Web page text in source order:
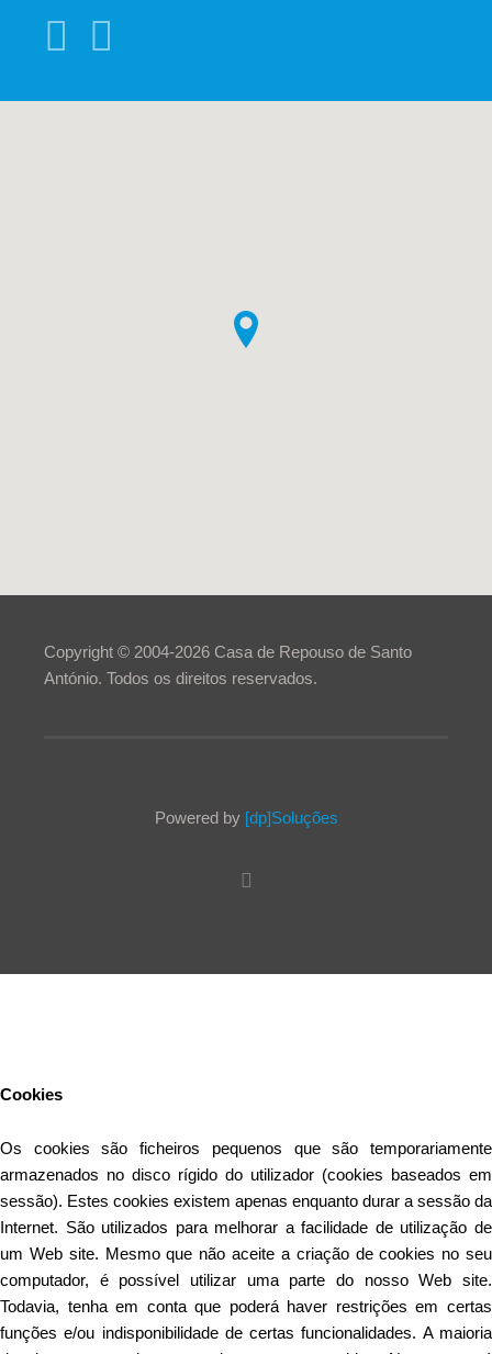
Copyright © 2004-2026 Casa de Repouso de Santo
António. Todos os direitos reservados.
Powered by [dp]Soluções
Cookies
Os cookies são ficheiros pequenos que são temporariamente
armazenados no disco rígido do utilizador (cookies baseados em
sessão). Estes cookies existem apenas enquanto durar a sessão da
Internet. São utilizados para melhorar a facilidade de utilização de
um Web site. Mesmo que não aceite a criação de cookies no seu
computador, é possível utilizar uma parte do nosso Web site.
Todavia, tenha em conta que poderá haver restrições em certas
funções e/ou indisponibilidade de certas funcionalidades. A maioria